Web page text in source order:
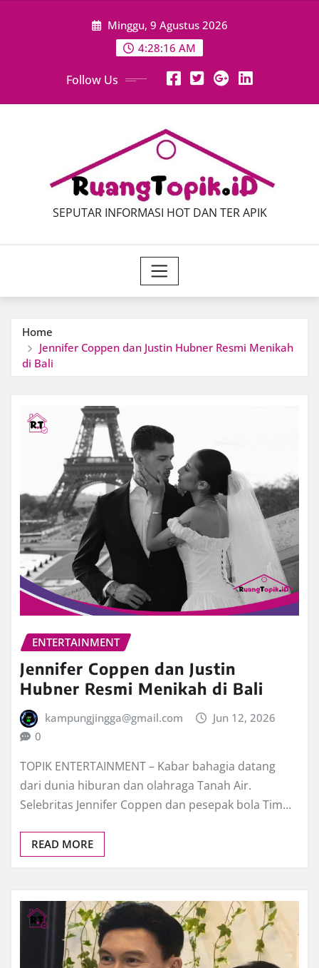
Minggu, 9 Agustus 2026
4:28:17 AM
Follow Us
SEPUTAR INFORMASI HOT DAN TER APIK
Home
Jennifer Coppen dan Justin Hubner Resmi Menikah
di Bali
ENTERTAINMENT
Jennifer Coppen dan Justin
Hubner Resmi Menikah di Bali
kampungjingga@gmail.com
Jun 12, 2026
0
TOPIK ENTERTAINMENT – Kabar bahagia datang
dari dunia hiburan dan olahraga Tanah Air.
Selebritas Jennifer Coppen dan pesepak bola Tim…
READ MORE